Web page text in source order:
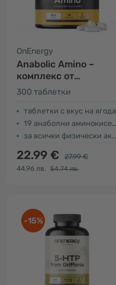
OnEnergy
Anabolic Amino –
комплекс от
анаболни
300 таблетки
таблетки с вкус на ягода
19 анаболни аминокиселини
за всички физически активни хора
22.99 €
27.99 €
44.96 лв.
54.74 лв.
-15%